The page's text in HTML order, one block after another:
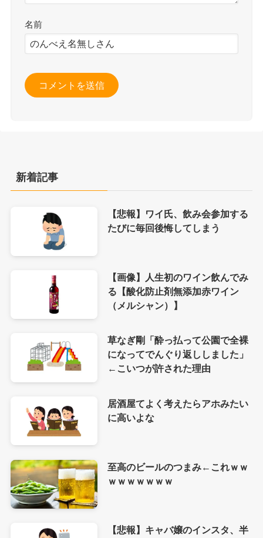
名前
新着記事
【悲報】ワイ氏、飲み会参加する
たびに毎回後悔してしまう
【画像】人生初のワイン飲んでみ
る【酸化防止剤無添加赤ワイン
（メルシャン）】
草なぎ剛「酔っ払って公園で全裸
になってでんぐり返ししました」
←こいつが許された理由
居酒屋てよく考えたらアホみたい
に高いよな
至高のビールのつまみ←これｗｗ
ｗｗｗｗｗｗｗ
【悲報】キャバ嬢のインスタ、半